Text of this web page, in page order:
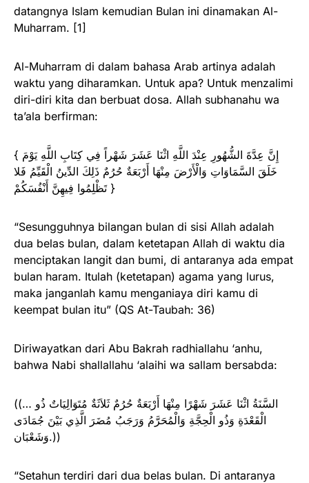
datangnya Islam kemudian Bulan ini dinamakan Al-
Muharram. [1]
Al-Muharram di dalam bahasa Arab artinya adalah
waktu yang diharamkan. Untuk apa? Untuk menzalimi
diri-diri kita dan berbuat dosa. Allah subhanahu wa
ta’ala berfirman:
{ إِنَّ عِدَّةَ الشُّهُورِ عِنْدَ اللَّهِ اثْنَا عَشَرَ شَهْراً فِي كِتَابِ اللَّهِ يَوْمَ
خَلَقَ السَّمَاوَاتِ وَالْأَرْضَ مِنْهَا أَرْبَعَةٌ حُرُمٌ ذَلِكَ الدِّينُ الْقَيِّمُ فَلا
تَظْلِمُوا فِيهِنَّ أَنْفُسَكُمْ }
“Sesungguhnya bilangan bulan di sisi Allah adalah
dua belas bulan, dalam ketetapan Allah di waktu dia
menciptakan langit dan bumi, di antaranya ada empat
bulan haram. Itulah (ketetapan) agama yang lurus,
maka janganlah kamu menganiaya diri kamu di
keempat bulan itu” (QS At-Taubah: 36)
Diriwayatkan dari Abu Bakrah radhiallahu ‘anhu,
bahwa Nabi shallallahu ‘alaihi wa sallam bersabda:
((… السَّنَةُ اثْنَا عَشَرَ شَهْرًا مِنْهَا أَرْبَعَةٌ حُرُمٌ ثَلاَثَةٌ مُتَوَالِيَاتٌ ذُو
الْقَعْدَةِ وَذُو الْحِجَّةِ وَالْمُحَرَّمُ وَرَجَبُ مُضَرَ الَّذِي بَيْنَ جُمَادَى
وَشَعْبَان.))
“Setahun terdiri dari dua belas bulan. Di antaranya